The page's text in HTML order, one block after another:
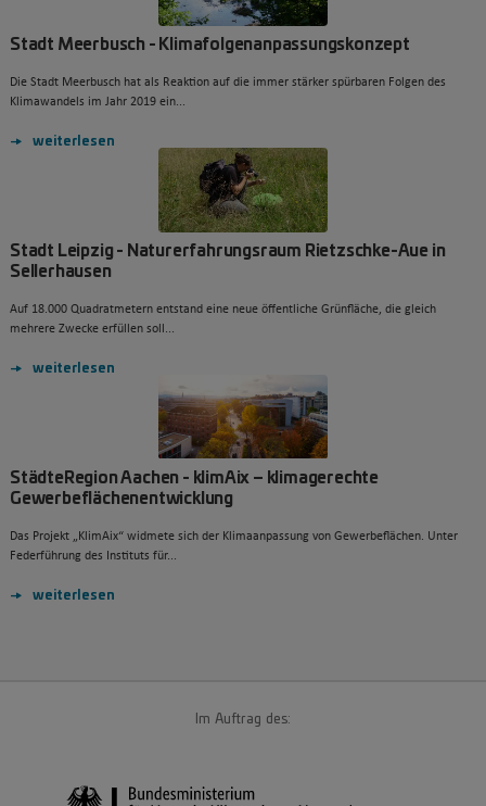
Stadt Meerbusch - Klimafolgenanpassungskonzept
Die Stadt Meerbusch hat als Reaktion auf die immer stärker spürbaren Folgen des
Klimawandels im Jahr 2019 ein...
weiterlesen
Stadt Leipzig - Naturerfahrungsraum Rietzschke-Aue in
Sellerhausen
Auf 18.000 Quadratmetern entstand eine neue öffentliche Grünfläche, die gleich
mehrere Zwecke erfüllen soll...
weiterlesen
StädteRegion Aachen - klimAix – klimagerechte
Gewerbeflächenentwicklung
Das Projekt „KlimAix“ widmete sich der Klimaanpassung von Gewerbeflächen. Unter
Federführung des Instituts für...
weiterlesen
Im Auftrag des: